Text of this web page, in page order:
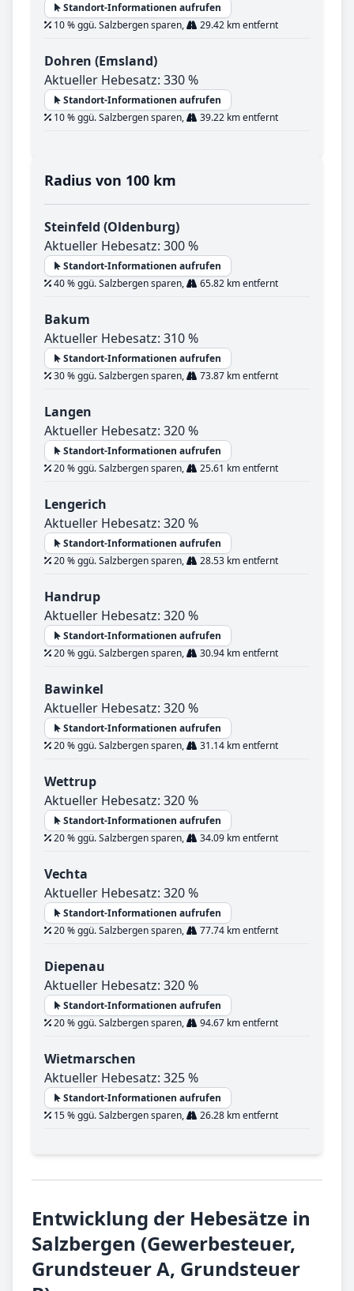
Standort-Informationen aufrufen
10 % ggü. Salzbergen sparen,
29.42 km entfernt
Dohren (Emsland)
Aktueller Hebesatz: 330 %
Standort-Informationen aufrufen
10 % ggü. Salzbergen sparen,
39.22 km entfernt
Radius von 100 km
Steinfeld (Oldenburg)
Aktueller Hebesatz: 300 %
Standort-Informationen aufrufen
40 % ggü. Salzbergen sparen,
65.82 km entfernt
Bakum
Aktueller Hebesatz: 310 %
Standort-Informationen aufrufen
30 % ggü. Salzbergen sparen,
73.87 km entfernt
Langen
Aktueller Hebesatz: 320 %
Standort-Informationen aufrufen
20 % ggü. Salzbergen sparen,
25.61 km entfernt
Lengerich
Aktueller Hebesatz: 320 %
Standort-Informationen aufrufen
20 % ggü. Salzbergen sparen,
28.53 km entfernt
Handrup
Aktueller Hebesatz: 320 %
Standort-Informationen aufrufen
20 % ggü. Salzbergen sparen,
30.94 km entfernt
Bawinkel
Aktueller Hebesatz: 320 %
Standort-Informationen aufrufen
20 % ggü. Salzbergen sparen,
31.14 km entfernt
Wettrup
Aktueller Hebesatz: 320 %
Standort-Informationen aufrufen
20 % ggü. Salzbergen sparen,
34.09 km entfernt
Vechta
Aktueller Hebesatz: 320 %
Standort-Informationen aufrufen
20 % ggü. Salzbergen sparen,
77.74 km entfernt
Diepenau
Aktueller Hebesatz: 320 %
Standort-Informationen aufrufen
20 % ggü. Salzbergen sparen,
94.67 km entfernt
Wietmarschen
Aktueller Hebesatz: 325 %
Standort-Informationen aufrufen
15 % ggü. Salzbergen sparen,
26.28 km entfernt
Entwicklung der Hebesätze in
Salzbergen (Gewerbesteuer,
Grundsteuer A, Grundsteuer